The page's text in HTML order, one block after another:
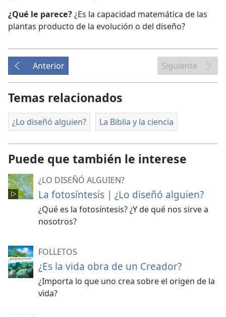
¿Qué le parece?¿Es la capacidad matemática de las
plantas producto de la evolución o del diseño?
Anterior Siguiente
Temas relacionados
¿Lo diseñó alguien? La Biblia y la ciencia
Puede que también le interese
¿LO DISEÑÓ ALGUIEN?
La fotosíntesis | ¿Lo diseñó alguien?
¿Qué es la fotosíntesis? ¿Y de qué nos sirve a
nosotros?
FOLLETOS
¿Es la vida obra de un Creador?
¿Importa lo que uno crea sobre el origen de la
vida?